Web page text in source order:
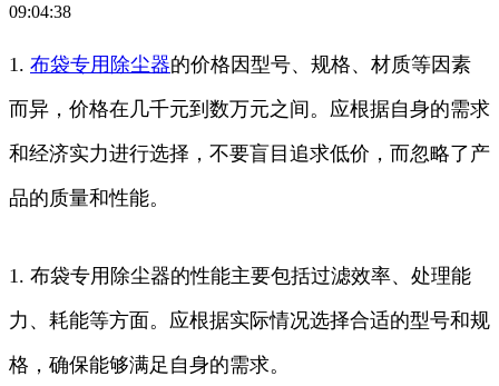
09:04:38
1. 布袋专用 除尘器的价格因型号、规格、材质等因素
而异，价格在几千元到数万元之间。应根据自身的需求
和经济实力进行选择，不要盲目追求低价，而忽略了产
品的质量和性能。
1. 布袋专用除尘器的性能主要包括过滤效率、处理能
力、耗能等方面。应根据实际情况选择合适的型号和规
格，确保能够满足自身的需求。